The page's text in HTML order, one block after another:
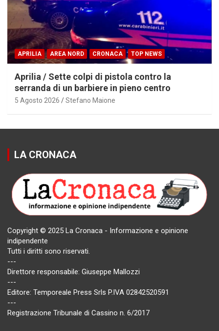
APRILIA AREA NORD CRONACA TOP NEWS
Aprilia / Sette colpi di pistola contro la
serranda di un barbiere in pieno centro
5 Agosto 2026 Stefano Maione
LA CRONACA
Copyright © 2025 La Cronaca - Informazione e opinione
indipendente
Tutti i diritti sono riservati.
---
Direttore responsabile: Giuseppe Mallozzi
---
Editore: Temporeale Press Srls P.IVA 02842520591
---
Registrazione Tribunale di Cassino n. 6/2017